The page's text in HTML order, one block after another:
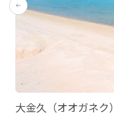
大金久（オオガネク